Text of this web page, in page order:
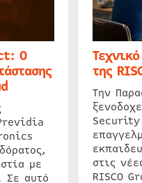
Ο
με
Σε αυτό
της
Την
Security
στις
RISCO